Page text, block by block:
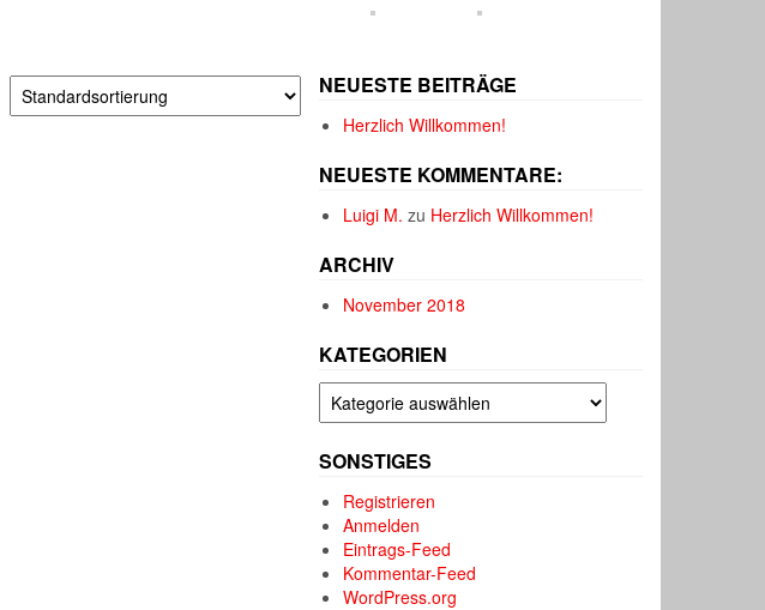
NEUESTE BEITRÄGE
Herzlich Willkommen!
NEUESTE KOMMENTARE:
Luigi M. zu Herzlich Willkommen!
ARCHIV
November 2018
KATEGORIEN
Kategorien
SONSTIGES
Registrieren
Anmelden
Eintrags-Feed
Kommentar-Feed
WordPress.org